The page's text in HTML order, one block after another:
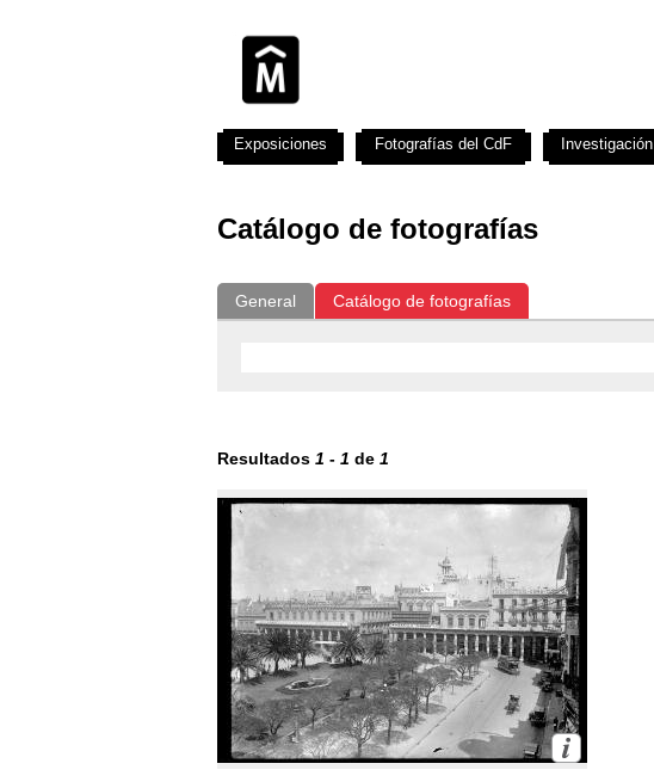
Catálogo de fotografías
General Catálogo de fotografías
Resultados 1 - 1 de 1
Exposiciones Fotografías del CdF Investigación